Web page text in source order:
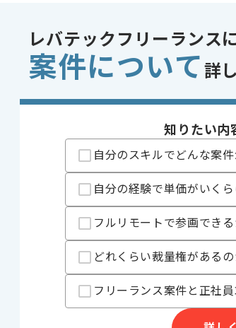
精算基準時間
支払いサイト
レバテックフリーランス
案件について 詳
知りたい内
自分のスキルでどんな案
自分の経験で単価がいく
フルリモートで参画でき
どれくらい裁量権がある
フリーランス案件と正社